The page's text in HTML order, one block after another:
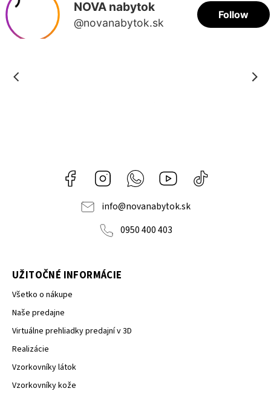
Facebook Instagram Whatsapp Youtube
nábytok
NOVA
info@novanabytok.sk
0950 400 403
UŽITOČNÉ INFORMÁCIE
Všetko o nákupe
Naše predajne
Virtuálne prehliadky predajní v 3D
Realizácie
Vzorkovníky látok
Vzorkovníky kože